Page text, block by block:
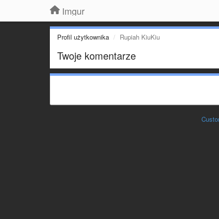
Imgur
Profil użytkownika Rupiah KiuKiu
Twoje komentarze